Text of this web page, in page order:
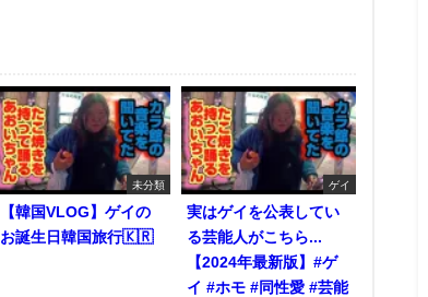
未分類
【韓国VLOG】ゲイの
お誕生日韓国旅行🇰🇷
ゲイ
実はゲイを公表してい
る芸能人がこちら...
【2024年最新版】#ゲ
イ #ホモ #同性愛 #芸能